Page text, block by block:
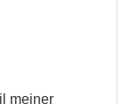
meiner